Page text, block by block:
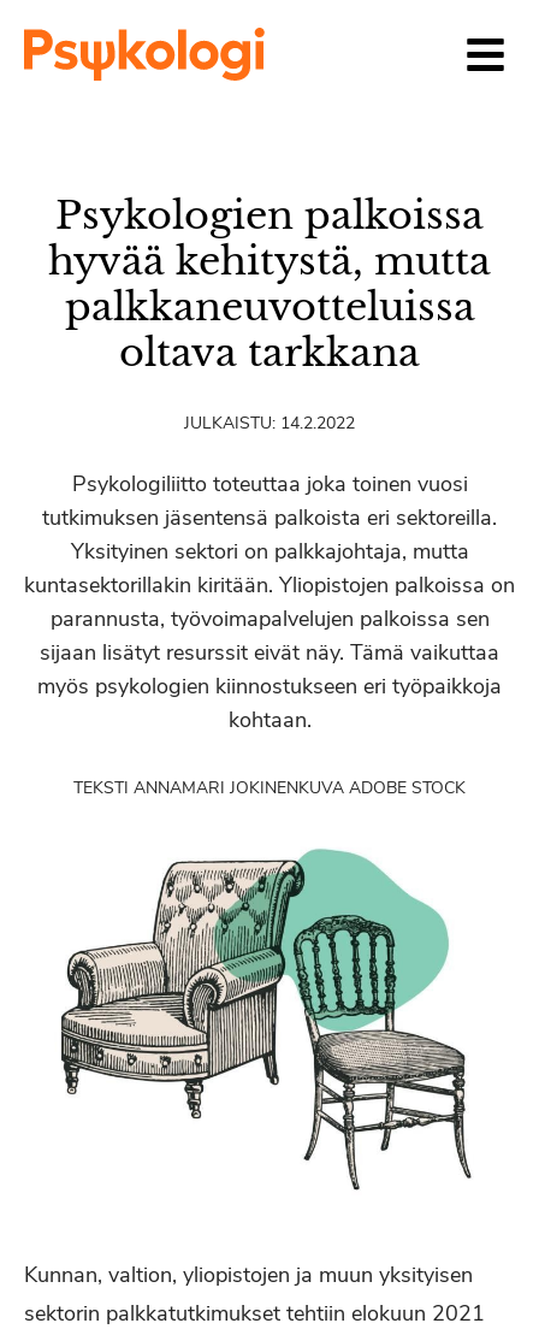
Psykologien palkoissa
hyvää kehitystä, mutta
palkkaneuvotteluissa
oltava tarkkana
JULKAISTU: 14.2.2022
Psykologiliitto toteuttaa joka toinen vuosi
tutkimuksen jäsentensä palkoista eri sektoreilla.
Yksityinen sektori on palkkajohtaja, mutta
kuntasektorillakin kiritään. Yliopistojen palkoissa on
parannusta, työvoimapalvelujen palkoissa sen
sijaan lisätyt resurssit eivät näy. Tämä vaikuttaa
myös psykologien kiinnostukseen eri työpaikkoja
kohtaan.
TEKSTI ANNAMARI JOKINENKUVA ADOBE STOCK
Kunnan, valtion, yliopistojen ja muun yksityisen
sektorin palkkatutkimukset tehtiin elokuun 2021